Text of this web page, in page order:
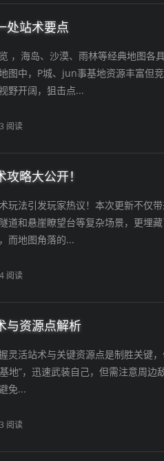
处站术要点
，海岛、沙漠、雨林等经典地图各
图中，P城、jun事基地资源丰富但
野开阔，狙击点...
3 阅读
略大公开！
玩法引发玩家热议！本次更新不仅
和悬崖瞭望台等复杂场景，更埋藏
而地图角落的...
4 阅读
与资源点解析
灵活站术与关键资源点是制胜关键
地”，迅速武装自己，但需注意周边
免...
3 阅读